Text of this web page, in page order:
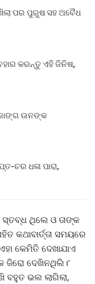
ପର ପୁରୁଷ ସହ ଅବୈଧ
କରନ୍ତୁ ଏହି ଜିନିଷ,
ଉନଙ୍କ
ଚର ଧଳା ପାରା,
ସ୍ତବ୍ଧ ଥିଲେ ଓ ତାଙ୍କ
କଥାବାର୍ତ୍ତା ସମୟରେ
କେମିତି ଦେଖାଯାଏ
ଜିରୋ ଦେଖିନଥିଲି।’
ବହୁତ ଭଲ ଲାଗିଲା,